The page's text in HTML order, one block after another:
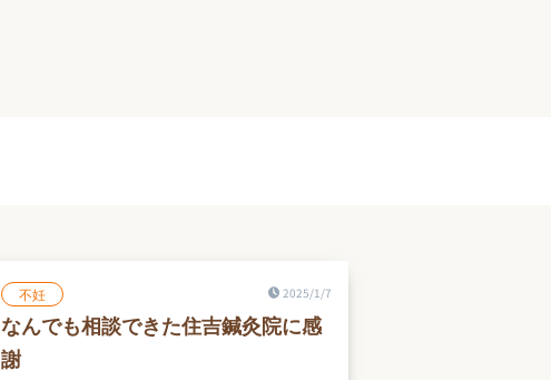
不妊 2025/1/7
なんでも相談できた住吉鍼灸院に感
謝